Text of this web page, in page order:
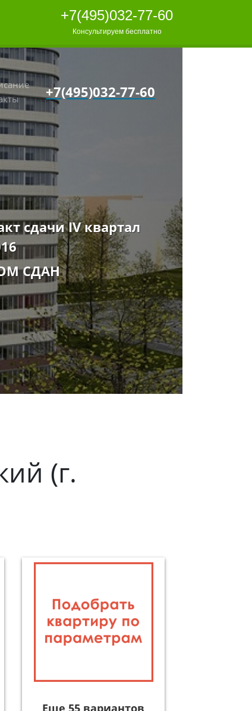
+7(495)032-77-60
Консультируем бесплатно
+7(495)032-77-60
сдачи IV квартал
СДАН
(г.
Еще 55 вариантов